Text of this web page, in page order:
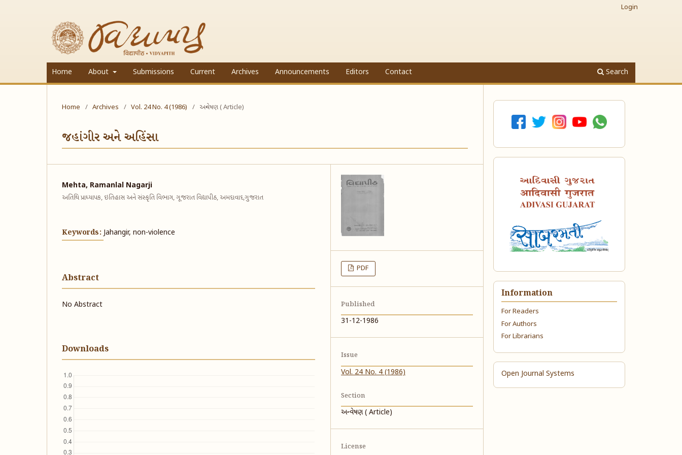
Home About Submissions Current Archives Announcements Editors Contact Search
Login
Home / Archives / Vol. 24 No. 4 (1986) / અન્વેષણ ( Article)
જહાંગીર અને અહિંસા
Mehta, Ramanlal Nagarji
અતિથિ પ્રાધ્યાપક, ઇતિહાસ અને સંસ્કૃતિ વિભાગ, ગૂજરાત વિદ્યાપીઠ, અમદાવાદ,ગુજરાત
Keywords: Jahangir, non-violence
Abstract
No Abstract
Downloads
PDF
Published
31-12-1986
Issue
Vol. 24 No. 4 (1986)
Section
અન્વેષણ ( Article)
License
Information
For Readers
For Authors
For Librarians
Open Journal Systems